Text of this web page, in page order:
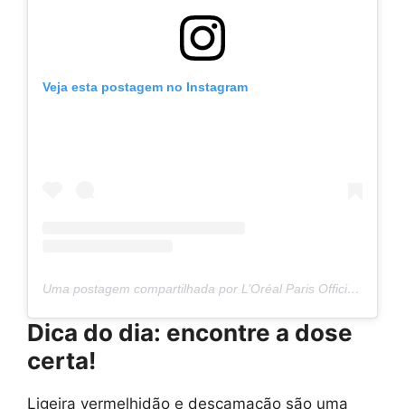
Veja esta postagem no Instagram
Uma postagem compartilhada por L’Oréal Paris Official (@lorealparis)
Dica do dia: encontre a dose
certa!
Ligeira vermelhidão e descamação são uma